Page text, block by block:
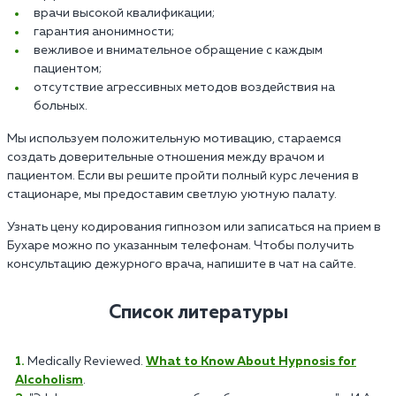
врачи высокой квалификации;
гарантия анонимности;
вежливое и внимательное обращение с каждым
пациентом;
отсутствие агрессивных методов воздействия на
больных.
Мы используем положительную мотивацию, стараемся
создать доверительные отношения между врачом и
пациентом. Если вы решите пройти полный курс лечения в
стационаре, мы предоставим светлую уютную палату.
Узнать цену кодирования гипнозом или записаться на прием в
Бухаре можно по указанным телефонам. Чтобы получить
консультацию дежурного врача, напишите в чат на сайте.
Список литературы
Medically Reviewed. What to Know About Hypnosis for
Alcoholism.